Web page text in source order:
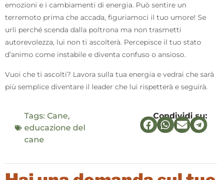
emozioni e i cambiamenti di energia. Può sentire un
terremoto prima che accada, figuriamoci il tuo umore! Se
urli perché scenda dalla poltrona ma non trasmetti
autorevolezza, lui non ti ascolterà. Percepisce il tuo stato
d’animo come instabile e diventa confuso o ansioso.
Vuoi che ti ascolti? Lavora sulla tua energia e vedrai che sarà
più semplice diventare il leader che lui rispetterà e seguirà.
Tags: Cane,
educazione del
cane
Condividi su: